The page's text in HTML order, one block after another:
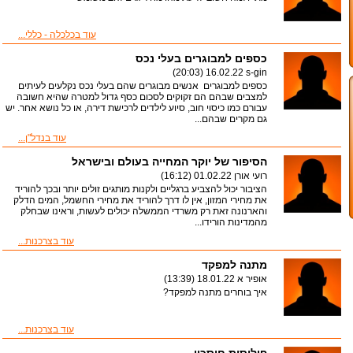
עוד בכלכלה - כללי...
כספים למבוגרים בעלי נכס
s-gin
16.02.22 (20:03)
כספים למבוגרים אנשים מבוגרים שהם בעלי נכס נקלעים לעיתים
למצבים שבהם הם זקוקים לסכום כסף גדול למטרה שהיא חשובה
עבורם כמו כיסוי חוב, סיוע לילדים לרכישת דירה, או כל נושא אחר. יש
גם מקרים שבהם...
עוד בנדל"ן...
הסיפור של יוקר המחייה בעולם ובישראל
רועי אורן 01.02.22 (16:12)
הציבור יכול להצביע ברגליים ולקנות מותגים זולים יותר ובכך להוריד
את מחירי המזון, אין לו דרך להוריד את מחירי החשמל, המים הדלק
והארנונה זאת רק משרדי הממשלה יכולים לעשות, וראינו שבחלק
מהמדינות הורידו...
עוד בצרכנות...
מתנה למפקד
אופיר א 18.01.22 (13:39)
איך בוחרים מתנה למפקד?
עוד בצרכנות...